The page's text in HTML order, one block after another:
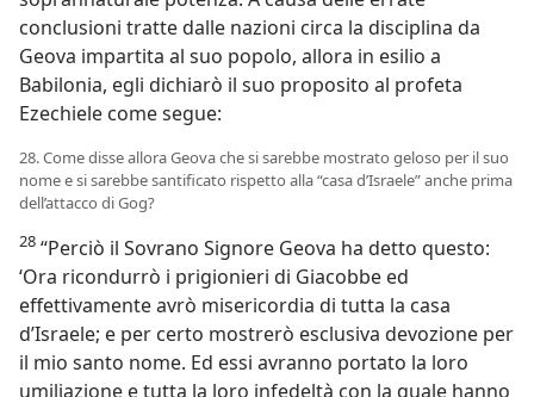
conclusioni tratte dalle nazioni circa la disciplina da
Geova impartita al suo popolo, allora in esilio a
Babilonia, egli dichiarò il suo proposito al profeta
Ezechiele come segue:
28. Come disse allora Geova che si sarebbe mostrato geloso per il suo
nome e si sarebbe santificato rispetto alla “casa d’Israele” anche prima
dell’attacco di Gog?
28 “Perciò il Sovrano Signore Geova ha detto questo:
‘Ora ricondurrò i prigionieri di Giacobbe ed
effettivamente avrò misericordia di tutta la casa
d’Israele; e per certo mostrerò esclusiva devozione per
il mio santo nome. Ed essi avranno portato la loro
umiliazione e tutta la loro infedeltà con la quale hanno